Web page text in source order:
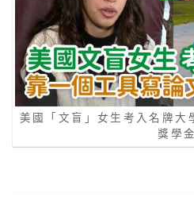
美國「文盲」女生考入名牌大
獎學金